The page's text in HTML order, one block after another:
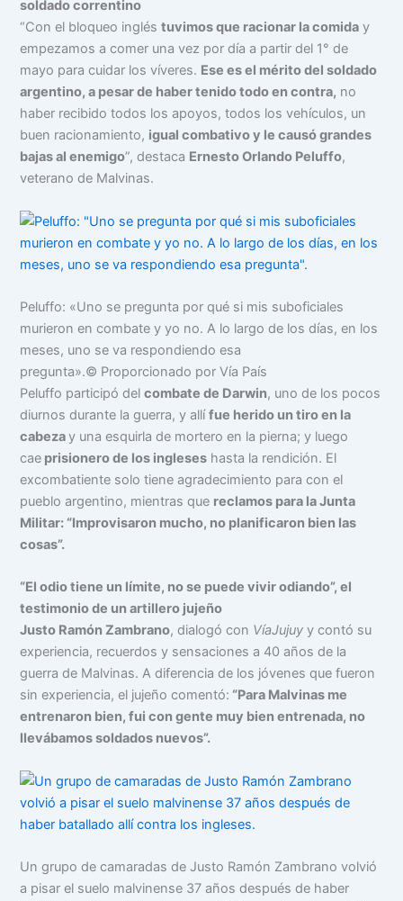
soldado correntino
“Con el bloqueo ingléstuvimos que racionar la comida y
empezamos a comer una vez por día a partir del 1° de
mayo para cuidar los víveres. Ese es el mérito del soldado
argentino, a pesar de haber tenido todo en contra, no
haber recibido todos los apoyos, todos los vehículos, un
buen racionamiento, igual combativo y le causó grandes
bajas al enemigo”, destaca Ernesto Orlando Peluffo,
veterano de Malvinas.
Peluffo: «Uno se pregunta por qué si mis suboficiales
murieron en combate y yo no. A lo largo de los días, en los
meses, uno se va respondiendo esa
pregunta».© Proporcionado por Vía País
Peluffo participó delcombate de Darwin, uno de los pocos
diurnos durante la guerra, y allífue herido un tiro en la
cabezay una esquirla de mortero en la pierna; y luego
cae prisionero de los ingleses hasta la rendición. El
excombatiente solo tiene agradecimiento para con el
pueblo argentino, mientras que reclamos para la Junta
Militar: “Improvisaron mucho, no planificaron bien las
cosas”.
“El odio tiene un límite, no se puede vivir odiando”, el
testimonio de un artillero jujeño
Justo Ramón Zambrano, dialogó con VíaJujuyy contó su
experiencia, recuerdos y sensaciones a 40 años de la
guerra de Malvinas. A diferencia de los jóvenes que fueron
sin experiencia, el jujeño comentó: “Para Malvinas me
entrenaron bien, fui con gente muy bien entrenada, no
llevábamos soldados nuevos”.
Un grupo de camaradas de Justo Ramón Zambrano volvió
a pisar el suelo malvinense 37 años después de haber